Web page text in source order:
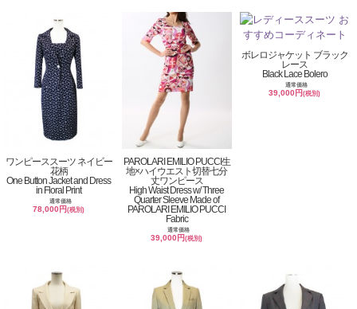
ワンピーススーツ ネイビー
花柄
One Button Jacket and Dress
in Floral Print
通常価格
78,000円(税別)
PAROLARI EMILIO PUCCI生
地×ハイウエスト切替七分
丈ワンピース
High Waist Dress w/ Three
Quarter Sleeve Made of
PAROLARI EMILIO PUCCI
Fabric
通常価格
39,000円(税別)
ボレロジャケット ブラック
レース
Black Lace Bolero
通常価格
39,000円(税別)